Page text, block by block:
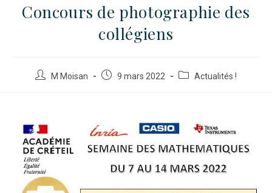
Concours de photographie des
collégiens
M Moisan 9 mars 2022 Actualités !